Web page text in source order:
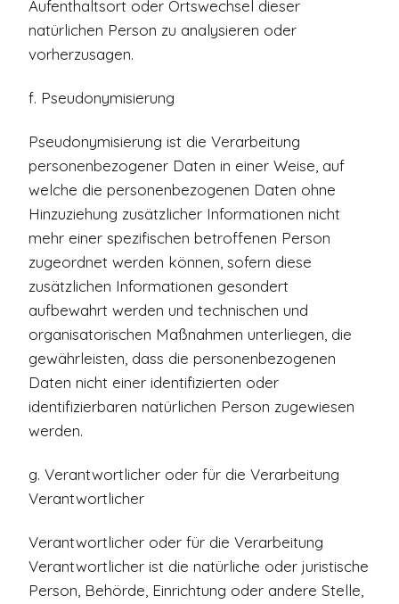
Aufenthaltsort oder Ortswechsel dieser
natürlichen Person zu analysieren oder
vorherzusagen.
f. Pseudonymisierung
Pseudonymisierung ist die Verarbeitung
personenbezogener Daten in einer Weise, auf
welche die personenbezogenen Daten ohne
Hinzuziehung zusätzlicher Informationen nicht
mehr einer spezifischen betroffenen Person
zugeordnet werden können, sofern diese
zusätzlichen Informationen gesondert
aufbewahrt werden und technischen und
organisatorischen Maßnahmen unterliegen, die
gewährleisten, dass die personenbezogenen
Daten nicht einer identifizierten oder
identifizierbaren natürlichen Person zugewiesen
werden.
g. Verantwortlicher oder für die Verarbeitung
Verantwortlicher
Verantwortlicher oder für die Verarbeitung
Verantwortlicher ist die natürliche oder juristische
Person, Behörde, Einrichtung oder andere Stelle,